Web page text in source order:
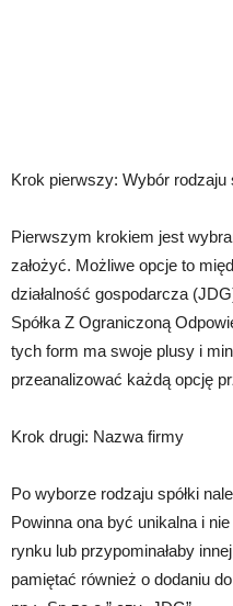
Krok pierwszy: Wybór rodzaju
Pierwszym krokiem jest
założyć. Możliwe opcje to
działalność gospodarcza
Spółka Z Ograniczoną
tych form ma swoje plusy i
przeanalizować każdą opcję
Krok drugi: Nazwa firmy
Po wyborze rodzaju spółki
Powinna ona być unikalna i
rynku lub przypominałaby
pamiętać również o dodaniu